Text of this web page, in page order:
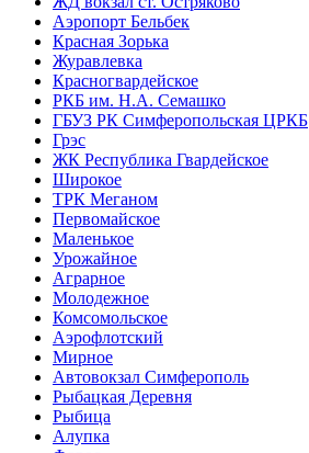
Аэропорт Бельбек
Красная Зорька
Журавлевка
Красногвардейское
РКБ им. Н.А. Семашко
ГБУЗ РК Симферопольская ЦРКБ
Грэс
ЖК Республика Гвардейское
Широкое
ТРК Меганом
Первомайское
Маленькое
Урожайное
Аграрное
Молодежное
Комсомольское
Аэрофлотский
Мирное
Автовокзал Симферополь
Рыбацкая Деревня
Рыбица
Алупка